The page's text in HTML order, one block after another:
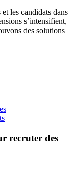
les candidats dans
s’intensifient,
des solutions
recruter des